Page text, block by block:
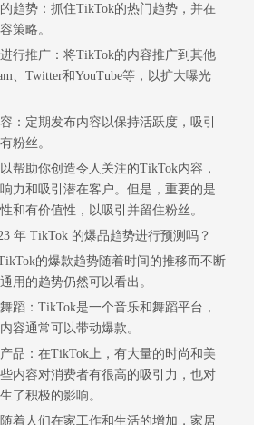
趋势：抓住TikTok的热门趋势，并在
策略。
行推广：将TikTok的内容推广到其他
、Twitter和YouTube等，以扩大曝光
：定期发布内容以保持活跃度，吸引
粉丝。
帮助你创造令人关注的TikTok内容，
力和吸引潜在客户。但是，重要的是
和有价值性，以吸引并留住粉丝。
年 TikTok 的爆品趋势进行预测吗？
的爆款趋势随着时间的推移而不断
用的趋势仍然可以看出。
蹈：TikTok是一个音乐和舞蹈平台，
容通常可以带动爆款。
品：在TikTok上，有大量的时尚和美
内容对消费者有很高的吸引力，也对
了积极的影响。
着人们在家工作和生活的增加，家居